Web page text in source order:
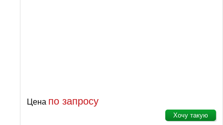
Цена по запросу
Хочу такую